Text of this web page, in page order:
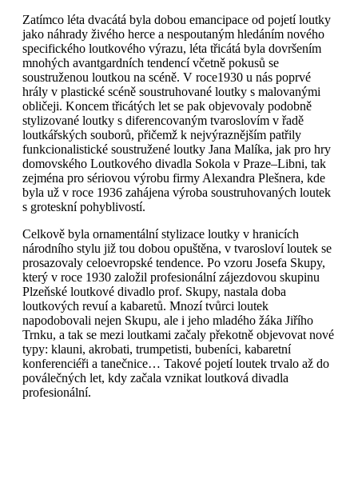
Zatímco léta dvacátá byla dobou emancipace od pojetí loutky
jako náhrady živého herce a nespoutaným hledáním nového
specifického loutkového výrazu, léta třicátá byla dovršením
mnohých avantgardních tendencí včetně pokusů se
soustruženou loutkou na scéně. V roce1930 u nás poprvé
hrály v plastické scéně soustruhované loutky s malovanými
obličeji. Koncem třicátých let se pak objevovaly podobně
stylizované loutky s diferencovaným tvaroslovím v řadě
loutkářských souborů, přičemž k nejvýraznějším patřily
funkcionalistické soustružené loutky Jana Malíka, jak pro hry
domovského Loutkového divadla Sokola v Praze–Libni, tak
zejména pro sériovou výrobu firmy Alexandra Plešnera, kde
byla už v roce 1936 zahájena výroba soustruhovaných loutek
s groteskní pohyblivostí.
Celkově byla ornamentální stylizace loutky v hranicích
národního stylu již tou dobou opuštěna, v tvarosloví loutek se
prosazovaly celoevropské tendence. Po vzoru Josefa Skupy,
který v roce 1930 založil profesionální zájezdovou skupinu
Plzeňské loutkové divadlo prof. Skupy, nastala doba
loutkových revuí a kabaretů. Mnozí tvůrci loutek
napodobovali nejen Skupu, ale i jeho mladého žáka Jiřího
Trnku, a tak se mezi loutkami začaly překotně objevovat nové
typy: klauni, akrobati, trumpetisti, bubeníci, kabaretní
konferenciéři a tanečnice… Takové pojetí loutek trvalo až do
poválečných let, kdy začala vznikat loutková divadla
profesionální.